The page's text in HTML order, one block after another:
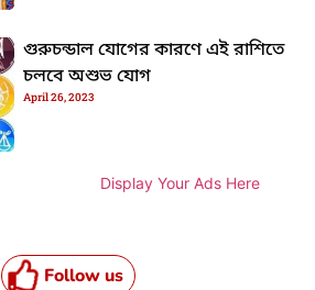
গুরুচন্ডাল যোগের কারণে এই রাশিতে
চলবে অশুভ যোগ
April 26, 2023
Display Your Ads Here
Follow us